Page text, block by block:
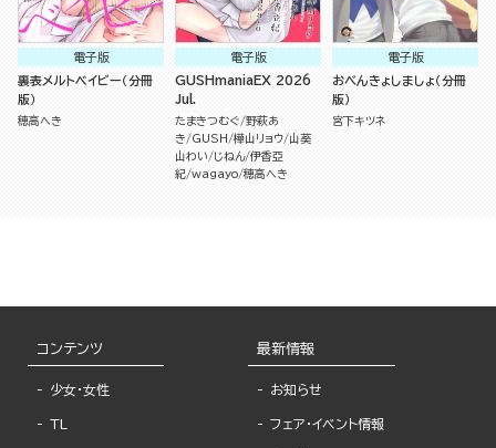
電子版
裏表メルトベイビー（分冊
版）
穂高へき
電子版
GUSHmaniaEX 2026
Jul.
たまきつむぐ 野萩あ
き
GUSH 樺山リョウ 山葵
山わい
じねん 伊香亞
紀 wagayo 穂高へき
電子版
おべんきょしましょ（分冊
版）
宮下キツネ
コンテンツ
少女・女性
TL
最新情報
お知らせ
フェア・イベント情報